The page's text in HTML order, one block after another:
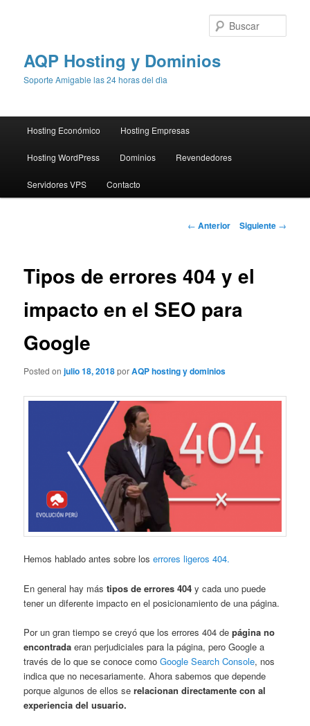
AQP Hosting y Dominios
Soporte Amigable las 24 horas del dìa
principal
Ir
al
contenido
Hosting Económico Hosting Empresas
Hosting WordPress Dominios Revendedores
Servidores VPS Contacto
Navegación
← Anterior Siguiente →
Tipos de errores 404 y el
impacto en el SEO para
Google
Posted onjulio 18, 2018porAQP hosting y dominios
Hemos hablado antes sobre loserrores ligeros 404.
En general hay mástipos de errores 404 y cada uno puede
tener un diferente impacto en el posicionamiento de una página.
Por un gran tiempo se creyó que los errores 404 de página no
encontrada eran perjudiciales para la página, pero Google a
través de lo que se conoce comoGoogle Search Console, nos
indica que no necesariamente. Ahora sabemos que depende
porque algunos de ellos serelacionan directamente con al
experiencia del usuario.